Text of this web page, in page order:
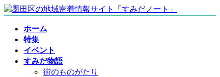
コ
ナ
ホーム
特集
イベント
すみだ物語
街のものがたり